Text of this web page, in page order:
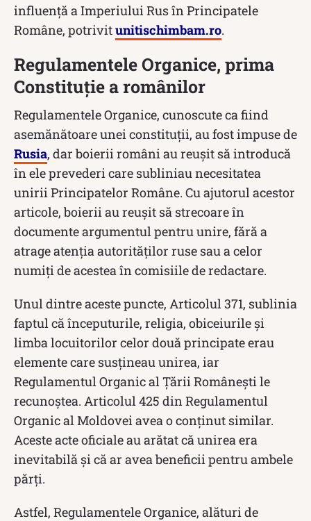
influenţă a Imperiului Rus în Principatele
Române, potrivitunitischimbam.ro.
Regulamentele Organice, prima
Constituție a românilor
Regulamentele Organice, cunoscute ca fiind
asemănătoare unei constituții, au fost impuse de
Rusia, dar boierii români au reușit să introducă
în ele prevederi care subliniau necesitatea
unirii Principatelor Române. Cu ajutorul acestor
articole, boierii au reușit să strecoare în
documente argumentul pentru unire, fără a
atrage atenția autorităților ruse sau a celor
numiți de acestea în comisiile de redactare.
Unul dintre aceste puncte, Articolul 371, sublinia
faptul că începuturile, religia, obiceiurile și
limba locuitorilor celor două principate erau
elemente care susțineau unirea, iar
Regulamentul Organic al Țării Românești le
recunoștea. Articolul 425 din Regulamentul
Organic al Moldovei avea o conținut similar.
Aceste acte oficiale au arătat că unirea era
inevitabilă și că ar avea beneficii pentru ambele
părți.
Astfel, Regulamentele Organice, alături de